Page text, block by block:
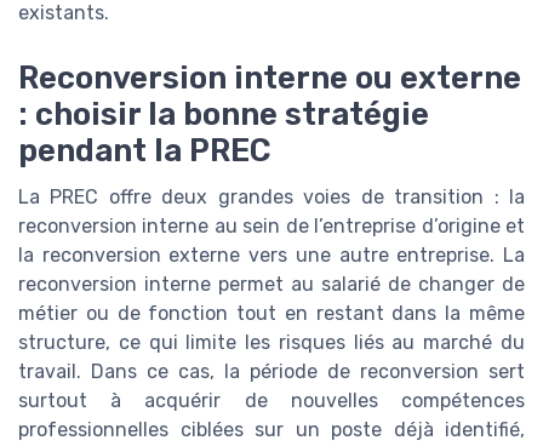
existants.
Reconversion interne ou externe
: choisir la bonne stratégie
pendant la PREC
La PREC offre deux grandes voies de transition : la
reconversion interne au sein de l’entreprise d’origine et
la reconversion externe vers une autre entreprise. La
reconversion interne permet au salarié de changer de
métier ou de fonction tout en restant dans la même
structure, ce qui limite les risques liés au marché du
travail. Dans ce cas, la période de reconversion sert
surtout à acquérir de nouvelles compétences
professionnelles ciblées sur un poste déjà identifié,